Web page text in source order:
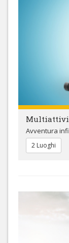
Avventura
2 Luoghi